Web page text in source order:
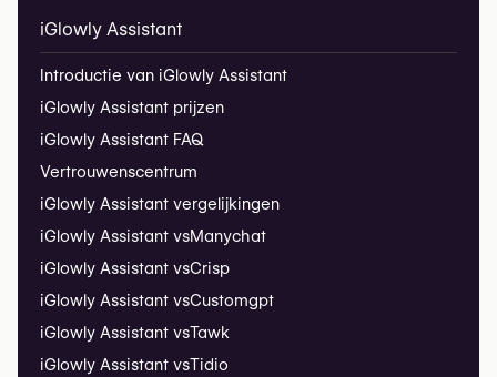
iGlowly Assistant
Introductie van iGlowly Assistant
iGlowly Assistant prijzen
iGlowly Assistant FAQ
Vertrouwenscentrum
iGlowly Assistant vergelijkingen
iGlowly Assistant vsManychat
iGlowly Assistant vsCrisp
iGlowly Assistant vsCustomgpt
iGlowly Assistant vsTawk
iGlowly Assistant vsTidio